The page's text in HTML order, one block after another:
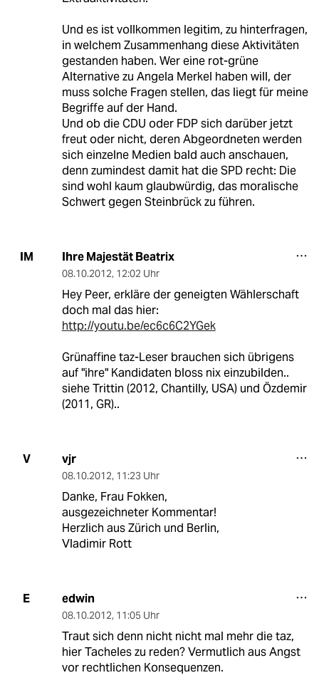
Und es ist vollkommen legitim, zu hinterfragen,
in welchem Zusammenhang diese Aktivitäten
gestanden haben. Wer eine rot-grüne
Alternative zu Angela Merkel haben will, der
muss solche Fragen stellen, das liegt für meine
Begriffe auf der Hand.
Und ob die CDU oder FDP sich darüber jetzt
freut oder nicht, deren Abgeordneten werden
sich einzelne Medien bald auch anschauen,
denn zumindest damit hat die SPD recht: Die
sind wohl kaum glaubwürdig, das moralische
Schwert gegen Steinbrück zu führen.
IM Ihre Majestät Beatrix
08.10.2012, 12:02 Uhr
Hey Peer, erkläre der geneigten Wählerschaft
doch mal das hier:
http://youtu.be/ec6c6C2YGek
Grünaffine taz-Leser brauchen sich übrigens
auf "ihre" Kandidaten bloss nix einzubilden..
siehe Trittin (2012, Chantilly, USA) und Özdemir
(2011, GR)..
V vjr
08.10.2012, 11:23 Uhr
Danke, Frau Fokken,
ausgezeichneter Kommentar!
Herzlich aus Zürich und Berlin,
Vladimir Rott
E edwin
08.10.2012, 11:05 Uhr
Traut sich denn nicht nicht mal mehr die taz,
hier Tacheles zu reden? Vermutlich aus Angst
vor rechtlichen Konsequenzen.